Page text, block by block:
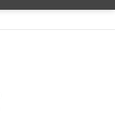
SuperEnalotto.